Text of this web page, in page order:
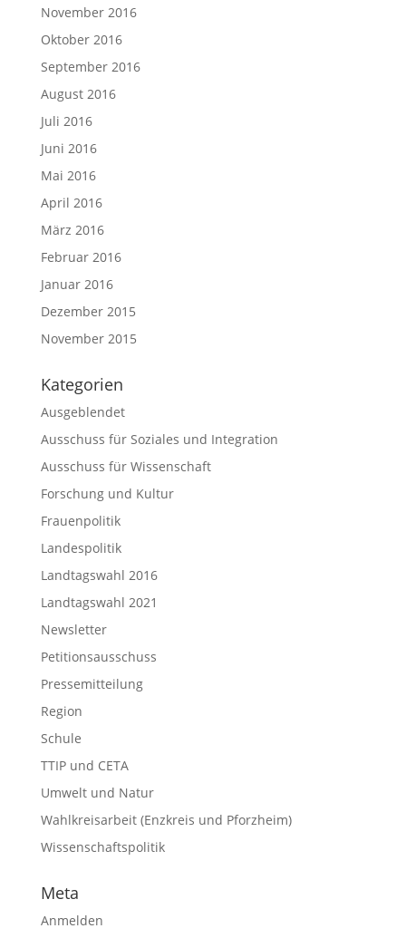
November 2016
Oktober 2016
September 2016
August 2016
Juli 2016
Juni 2016
Mai 2016
April 2016
März 2016
Februar 2016
Januar 2016
Dezember 2015
November 2015
Kategorien
Ausgeblendet
Ausschuss für Soziales und Integration
Ausschuss für Wissenschaft
Forschung und Kultur
Frauenpolitik
Landespolitik
Landtagswahl 2016
Landtagswahl 2021
Newsletter
Petitionsausschuss
Pressemitteilung
Region
Schule
TTIP und CETA
Umwelt und Natur
Wahlkreisarbeit (Enzkreis und Pforzheim)
Wissenschaftspolitik
Meta
Anmelden